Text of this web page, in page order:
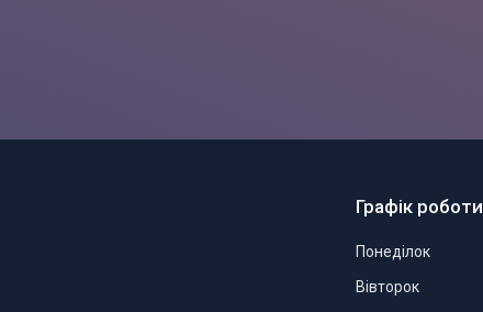
Графік роботи
Понеділок
Вівторок